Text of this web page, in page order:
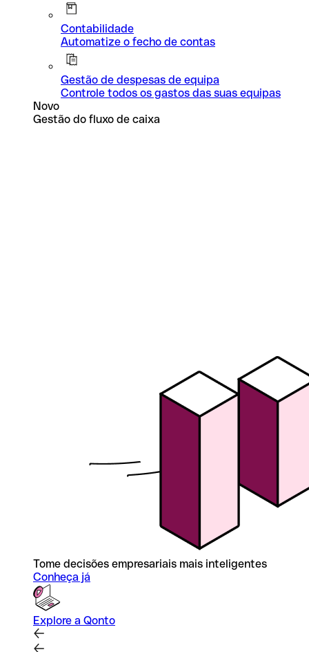
Contabilidade
Automatize o fecho de contas
Gestão de despesas de equipa
Controle todos os gastos das suas equipas
Novo
Gestão do fluxo de caixa
Tome decisões empresariais mais inteligentes
Conheça já
Explore a Qonto